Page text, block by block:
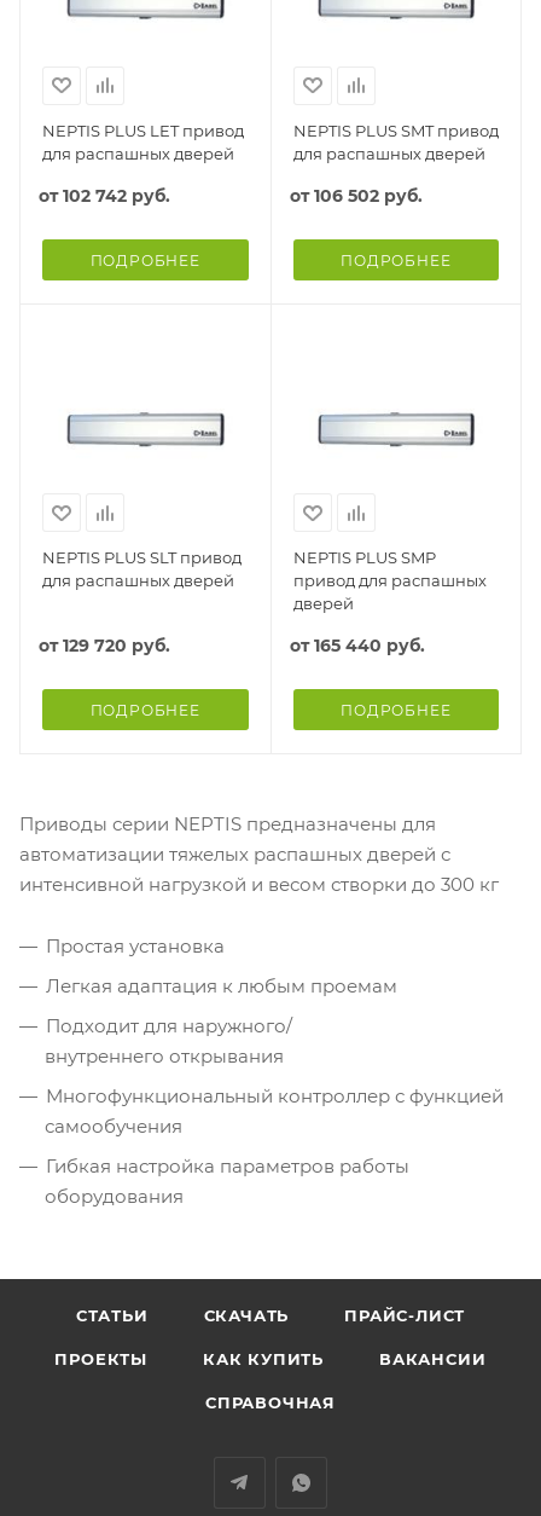
NEPTIS PLUS LET привод
для распашных дверей
от102 742 руб.
ПОДРОБНЕЕ
NEPTIS PLUS SMT привод
для распашных дверей
от106 502 руб.
ПОДРОБНЕЕ
NEPTIS PLUS SLT привод
для распашных дверей
от129 720 руб.
ПОДРОБНЕЕ
NEPTIS PLUS SMP
привод для распашных
дверей
от165 440 руб.
ПОДРОБНЕЕ
Приводы серии NEPTIS предназначены для
автоматизации тяжелых распашных дверей с
интенсивной нагрузкой и весом створки до 300 кг
Простая установка
Легкая адаптация к любым проемам
Подходит для наружного/
внутреннего открывания
Многофункциональный контроллер с функцией
самообучения
Гибкая настройка параметров работы
оборудования
СТАТЬИ СКАЧАТЬ ПРАЙС-ЛИСТ
ПРОЕКТЫ КАК КУПИТЬ ВАКАНСИИ
СПРАВОЧНАЯ